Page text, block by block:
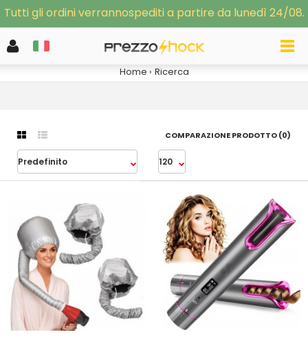
Tutti gli ordini verrannospediti a partire da lunedì 24/08.
RICERCA
Home Ricerca
COMPARAZIONE PRODOTTO (0)